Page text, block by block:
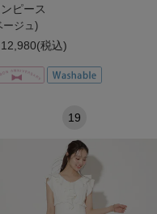
ピース
ージュ)
12,980(税込)
19